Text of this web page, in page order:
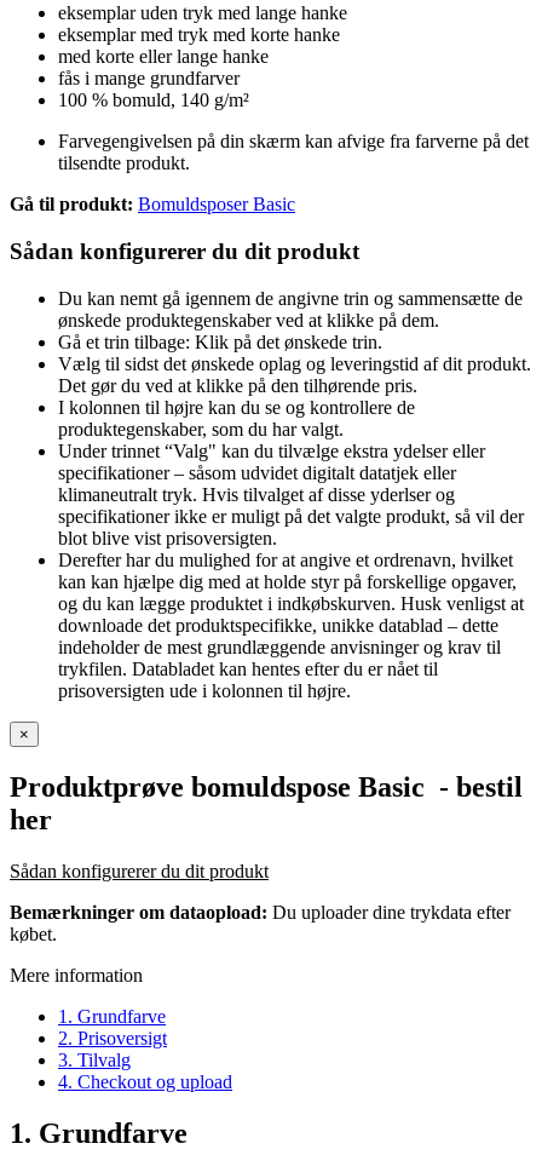
eksemplar uden tryk med lange hanke
eksemplar med tryk med korte hanke
med korte eller lange hanke
fås i mange grundfarver
100 % bomuld, 140 g/m²
Farvegengivelsen på din skærm kan afvige fra farverne på det
tilsendte produkt.
Gå til produkt: Bomuldsposer Basic
Sådan konfigurerer du dit produkt
Du kan nemt gå igennem de angivne trin og sammensætte de
ønskede produktegenskaber ved at klikke på dem.
Gå et trin tilbage: Klik på det ønskede trin.
Vælg til sidst det ønskede oplag og leveringstid af dit produkt.
Det gør du ved at klikke på den tilhørende pris.
I kolonnen til højre kan du se og kontrollere de
produktegenskaber, som du har valgt.
Under trinnet “Valg" kan du tilvælge ekstra ydelser eller
specifikationer – såsom udvidet digitalt datatjek eller
klimaneutralt tryk. Hvis tilvalget af disse yderlser og
specifikationer ikke er muligt på det valgte produkt, så vil der
blot blive vist prisoversigten.
Derefter har du mulighed for at angive et ordrenavn, hvilket
kan kan hjælpe dig med at holde styr på forskellige opgaver,
og du kan lægge produktet i indkøbskurven. Husk venligst at
downloade det produktspecifikke, unikke datablad – dette
indeholder de mest grundlæggende anvisninger og krav til
trykfilen. Databladet kan hentes efter du er nået til
prisoversigten ude i kolonnen til højre.
×
Produktprøve bomuldspose Basic - bestil
her
Sådan konfigurerer du dit produkt
Bemærkninger om dataopload: Du uploader dine trykdata efter
købet.
Mere information
1. Grundfarve
2. Prisoversigt
3. Tilvalg
4. Checkout og upload
1. Grundfarve